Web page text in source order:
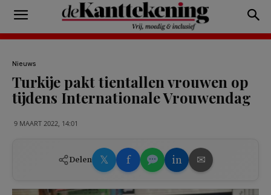
Nieuws
Turkije pakt tientallen vrouwen op
tijdens Internationale Vrouwendag
9 MAART 2022, 14:01
Delen 𝕏 f in ✉